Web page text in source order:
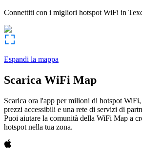
Connettiti con i migliori hotspot WiFi in
Espandi la mappa
Scarica WiFi Map
Scarica ora l'app per milioni di hotspot
prezzi accessibili e una rete di servizi di
Puoi aiutare la comunità della WiFi Map a
hotspot nella tua zona.